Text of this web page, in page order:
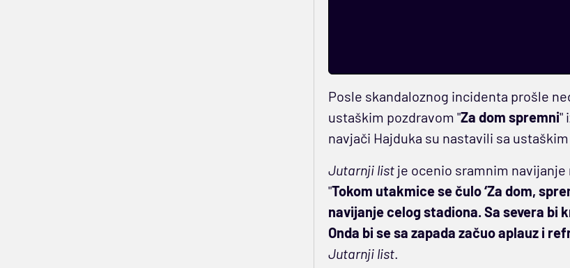
Posle skandaloznog incidenta prošle
ustaškim pozdravom "Za dom spremni"
navjači Hajduka su nastavili sa
Jutarnji listje ocenio sramnim
"Tokom utakmice se čulo ‘Za dom,
navijanje celog stadiona. Sa severa bi
Onda bi se sa zapada začuo aplauz i
Jutarnji list.